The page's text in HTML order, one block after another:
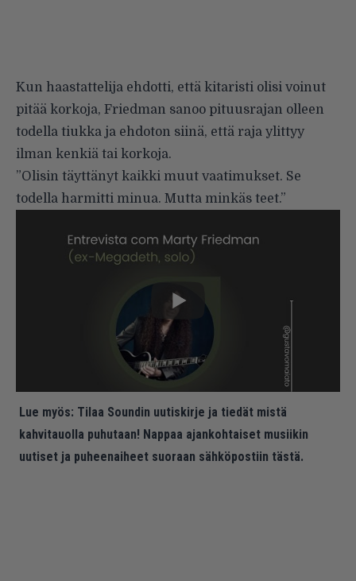
Kun haastattelija ehdotti, että kitaristi olisi voinut
pitää korkoja, Friedman sanoo pituusrajan olleen
todella tiukka ja ehdoton siinä, että raja ylittyy
ilman kenkiä tai korkoja.
”Olisin täyttänyt kaikki muut vaatimukset. Se
todella harmitti minua. Mutta minkäs teet.”
Lue myös: Tilaa Soundin uutiskirje ja tiedät mistä
kahvitauolla puhutaan! Nappaa ajankohtaiset musiikin
uutiset ja puheenaiheet suoraan sähköpostiin tästä.